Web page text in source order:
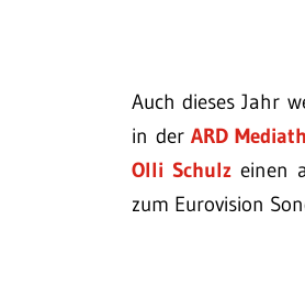
Auch dieses Jahr
in der ARD
Olli Schulz einen
zum Eurovision